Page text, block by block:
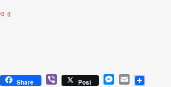
৫
LinkedIn
Share ViberPost Messenger
Email